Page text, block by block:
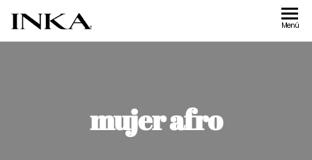
accesorios
Menú
mujer afro